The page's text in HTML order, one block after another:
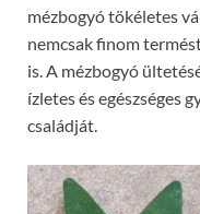
mézbogyó tökéletes
nemcsak finom
is. A mézbogyó
ízletes és egészséges
családját.